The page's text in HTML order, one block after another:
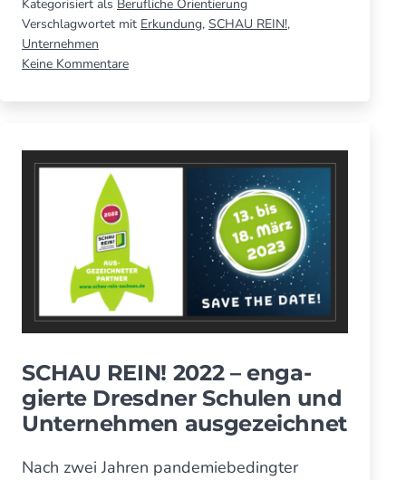
binden:
Wer
Fach­
früh­
anfangen
Kategorisiert als Berufliche Orientierung
Verschlagwortet mit Erkundung, SCHAU REIN!,
Unternehmen
Keine Kommentarezu
finden
Wer
sucht,
muss
früh­
zeitig
anfangen
SCHAU REIN! 2022 – enga­
gierte Dresdner Schulen und
Unter­nehmen aus­ge­zeichnet
Nach zwei Jahren pandemiebedingter